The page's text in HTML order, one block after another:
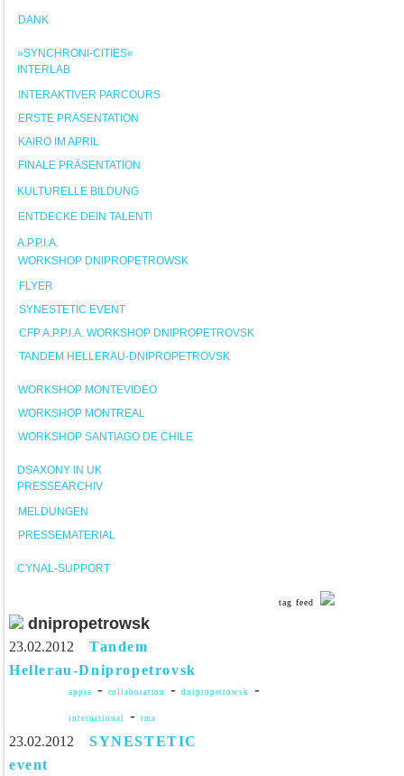
DANK
»SYNCHRONI-CITIES«
INTERLAB
INTERAKTIVER PARCOURS
ERSTE PRÄSENTATION
KAIRO IM APRIL
FINALE PRÄSENTATION
KULTURELLE BILDUNG
ENTDECKE DEIN TALENT!
A.P.P.I.A.
WORKSHOP DNIPROPETROWSK
FLYER
SYNESTETIC EVENT
CFP A.P.P.I.A. WORKSHOP DNIPROPETROVSK
TANDEM HELLERAU-DNIPROPETROVSK
WORKSHOP MONTEVIDEO
WORKSHOP MONTREAL
WORKSHOP SANTIAGO DE CHILE
DSAXONY IN UK
PRESSEARCHIV
MELDUNGEN
PRESSEMATERIAL
CYNAL-SUPPORT
tag feed
dnipropetrowsk
23.02.2012 Tandem
Hellerau-Dnipropetrovsk
appia - collaboration - dnipropetrowsk -
international - tma
23.02.2012 SYNESTETIC
event